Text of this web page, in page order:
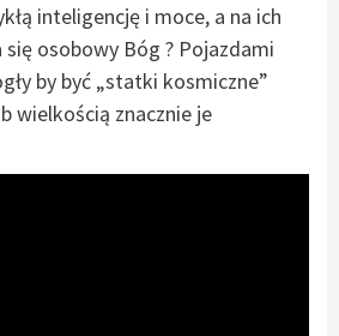
inteligencję i moce, a na ich
osobowy Bóg ? Pojazdami
by być „statki kosmiczne”
wielkością znacznie je